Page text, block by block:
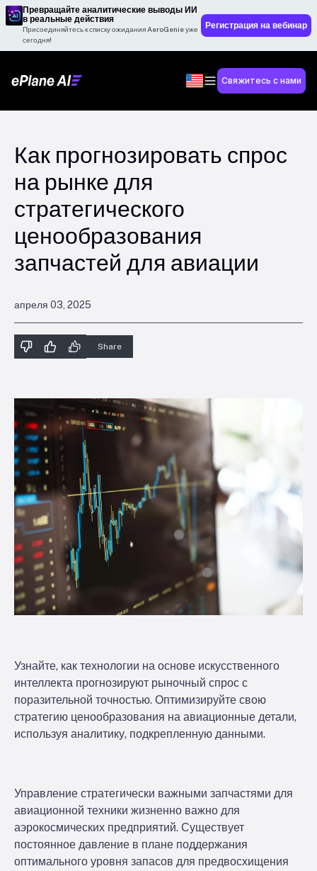
Превращайте аналитические выводы ИИ
в реальные действия
Присоединяйтесь к списку ожидания AeroGenie уже
сегодня!
Регистрация на вебинар
Свяжитесь с нами
Как прогнозировать спрос
на рынке для
стратегического
ценообразования
запчастей для авиации
апреля 03, 2025
Share
Узнайте, как технологии на основе искусственного
интеллекта прогнозируют рыночный спрос с
поразительной точностью. Оптимизируйте свою
стратегию ценообразования на авиационные детали,
используя аналитику, подкрепленную данными.
Управление стратегически важными запчастями для
авиационной техники жизненно важно для
аэрокосмических предприятий. Существует
постоянное давление в плане поддержания
оптимального уровня запасов для предвосхищения